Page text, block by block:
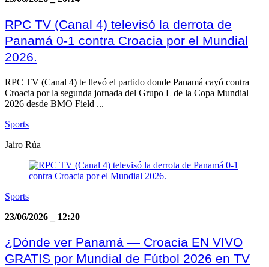
RPC TV (Canal 4) televisó la derrota de
Panamá 0-1 contra Croacia por el Mundial
2026.
RPC TV (Canal 4) te llevó el partido donde Panamá cayó contra
Croacia por la segunda jornada del Grupo L de la Copa Mundial
2026 desde BMO Field ...
Sports
Jairo Rúa
Sports
23/06/2026
12:20
¿Dónde ver Panamá — Croacia EN VIVO
GRATIS por Mundial de Fútbol 2026 en TV